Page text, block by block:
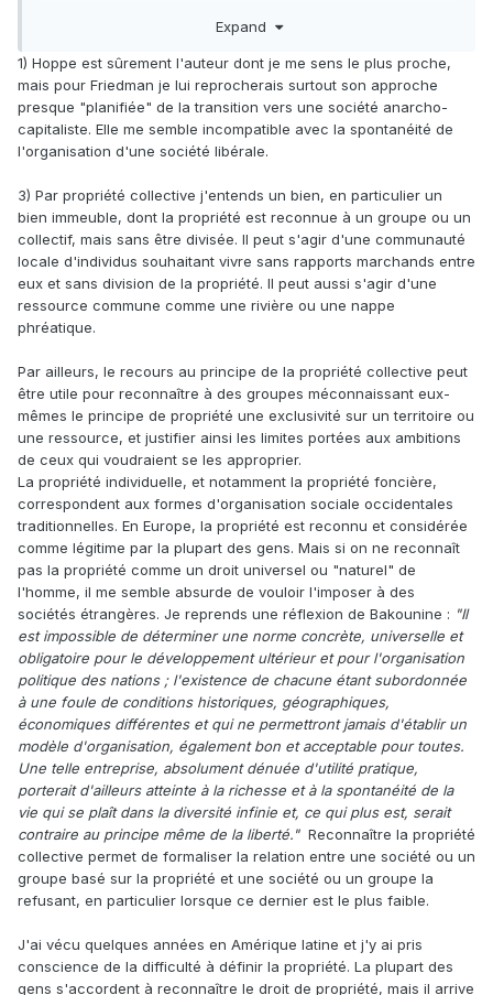
pas vraiment de sens de dire que si
économiquement inefficient et ne conduisait pas à autant
de prospérité il serait tout de même plus moral que le
socialisme ou toute autre forme de planification centralisée.
Car ce sin'existe tout bonnement pas, comme le montre la
prospérité de tous les pays les plus (relativement)
capitalistes et libres par rapport aux échecs cuisants à
répétition des pays socialistes.
On peut en revanche parler decas marginaux
efficacité économique entrent quelque peu en conflit,
notamment sous la forme d'externalités. Mais sur un
marché libre celles-ci constituent l'exception et non la
règle, tandis que l'Etat qui voudrait les régler ne fait qu'en
créer davantage (notamment l'ignorance rationnelle des
électeurs, dans le cadre d'une démocratie). Sans oublier
que ces externalités ou, plus généralement, "défaillances
du marché" ont plus de chances d'être corrigées sur un
marché libre par la créativité des entrepreneurs et le
système de profits et pertes que par un monopole d'Etat qui
asphyxie d'emblée toute incitation à l'innovation en
supprimant toute possibilité de lucrativité et d'ouverture à la
compétition.
5) Le capitalisme tel que défendu par les libéraux c'est la
propriété privée des moyens de production et la liberté des
échanges, rien de plus rien de moins. Se dire anti-
capitaliste quand on défend la propriété privée ne
serait que mettre de la confusion là où il n'y en a pas. C'est
pour ça que je n'aime pas vraiment le terme de "capitalisme
de connivence", c'est un mélange de termes
contradictoires, comme "capitalisme d'Etat". Parler de
corporatisme serait plus juste.
6) Ce sitedevrait t'intéresser.
Expand
1) Hoppe est sûrement l'auteur dont je me sens le plus proche,
mais pour Friedman je lui reprocherais surtout son approche
presque "planifiée" de la transition vers une société anarcho-
capitaliste. Elle me semble incompatible avec la spontanéité de
l'organisation d'une société libérale.
3) Par propriété collective j'entends un bien, en particulier un
bien immeuble, dont la propriété est reconnue à un groupe ou un
collectif, mais sans être divisée. Il peut s'agir d'une communauté
locale d'individus souhaitant vivre sans rapports marchands entre
eux et sans division de la propriété. Il peut aussi s'agir d'une
ressource commune comme une rivière ou une nappe
phréatique.
Par ailleurs, le recours au principe de la propriété collective peut
être utile pour reconnaître à des groupes méconnaissant eux-
mêmes le principe de propriété une exclusivité sur un territoire ou
une ressource, et justifier ainsi les limites portées aux ambitions
de ceux qui voudraient se les approprier.
La propriété individuelle, et notamment la propriété foncière,
correspondent aux formes d'organisation sociale occidentales
traditionnelles. En Europe, la propriété est reconnu et considérée
comme légitime par la plupart des gens. Mais si on ne reconnaît
pas la propriété comme un droit universel ou "naturel" de
l'homme, il me semble absurde de vouloir l'imposer à des
sociétés étrangères. Je reprends une réflexion de Bakounine : "Il
est impossible de déterminer une norme concrète, universelle et
obligatoire pour le développement ultérieur et pour l'organisation
politique des nations ; l'existence de chacune étant subordonnée
à une foule de conditions historiques, géographiques,
économiques différentes et qui ne permettront jamais d'établir un
modèle d'organisation, également bon et acceptable pour toutes.
Une telle entreprise, absolument dénuée d'utilité pratique,
porterait d'ailleurs atteinte à la richesse et à la spontanéité de la
vie qui se plaît dans la diversité infinie et, ce qui plus est, serait
contraire au principe même de la liberté."Reconnaître la propriété
collective permet de formaliser la relation entre une société ou un
groupe basé sur la propriété et une société ou un groupe la
refusant, en particulier lorsque ce dernier est le plus faible.
J'ai vécu quelques années en Amérique latine et j'y ai pris
conscience de la difficulté à définir la propriété. La plupart des
gens s'accordent à reconnaître le droit de propriété, mais il arrive